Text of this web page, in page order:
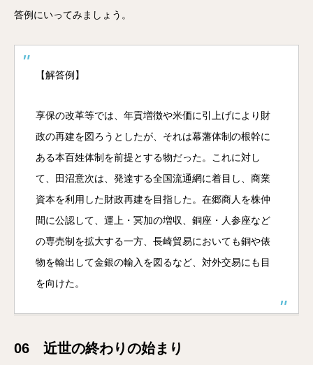
答例にいってみましょう。
【解答例】
享保の改革等では、年貢増徴や米価に引上げにより財
政の再建を図ろうとしたが、それは幕藩体制の根幹に
ある本百姓体制を前提とする物だった。これに対し
て、田沼意次は、発達する全国流通網に着目し、商業
資本を利用した財政再建を目指した。在郷商人を株仲
間に公認して、運上・冥加の増収、銅座・人参座など
の専売制を拡大する一方、長崎貿易においても銅や俵
物を輸出して金銀の輸入を図るなど、対外交易にも目
を向けた。
06 近世の終わりの始まり